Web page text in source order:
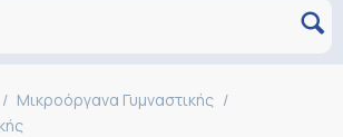
/ Μικροόργανα Γυμναστικής /